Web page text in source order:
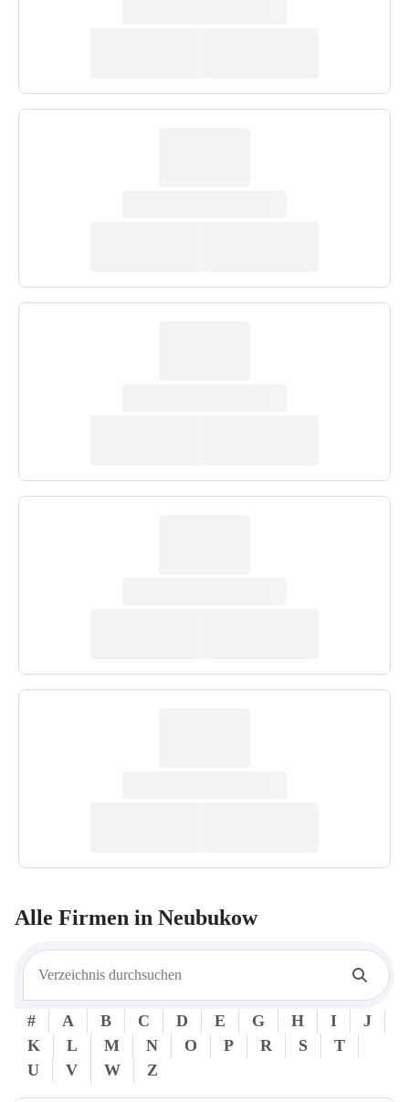
Alle Firmen in Neubukow
# A B C D E G H I
J
K
L M N O P R S
T
U
V W Z